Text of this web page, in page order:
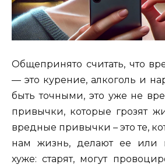
Общепринято считать, что
— это курение, алкоголь и
быть точными, это уже не
привычки, которые грозят
вредные привычки – это те,
нам жизнь, делают ее или
хуже: старят, могут